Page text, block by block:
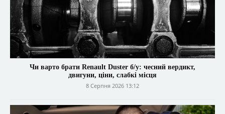
Чи варто брати Renault Duster б/у: чесний вердикт,
двигуни, ціни, слабкі місця
8 Серпня 2026 13:12